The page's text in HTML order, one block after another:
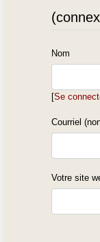
Nom
[Se
Courriel
Votre site